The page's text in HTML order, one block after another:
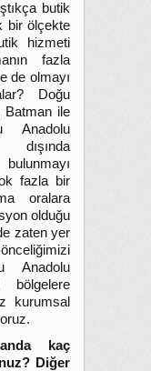
butik
bir ölçekte
hizmeti
fazla
de olmayı
Doğu
Batman ile
Anadolu
dışında
fazla bir
oralara
olduğu
zaten yer
Anadolu
bölgelere
kurumsal
kaç
Diğer